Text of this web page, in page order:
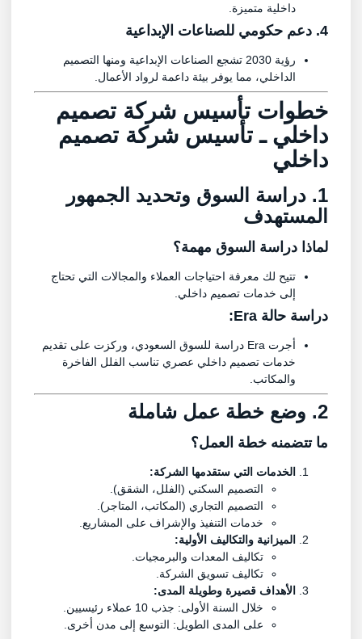
داخلية متميزة.
رؤية 2030 تشجع الصناعات الإبداعية ومنها التصميم
الداخلي، مما يوفر بيئة داعمة لرواد الأعمال.
خطوات تأسيس شركة تصميم
داخلي ـ تأسيس شركة تصميم
داخلي
1. دراسة السوق وتحديد الجمهور
المستهدف
لماذا دراسة السوق مهمة؟
تتيح لك معرفة احتياجات العملاء والمجالات التي تحتاج
إلى خدمات تصميم داخلي.
دراسة حالةEra
:
أجرت Era دراسة للسوق السعودي، وركزت على تقديم
خدمات تصميم داخلي عصري تناسب الفلل الفاخرة
والمكاتب.
2. وضع خطة عمل شاملة
ما تتضمنه خطة العمل؟
الخدمات التي ستقدمها الشركة:
التصميم السكني (الفلل، الشقق).
التصميم التجاري (المكاتب، المتاجر).
خدمات التنفيذ والإشراف على المشاريع.
الميزانية والتكاليف الأولية:
تكاليف المعدات والبرمجيات.
تكاليف تسويق الشركة.
الأهداف قصيرة وطويلة المدى:
خلال السنة الأولى: جذب 10 عملاء رئيسيين.
على المدى الطويل: التوسع إلى مدن أخرى.